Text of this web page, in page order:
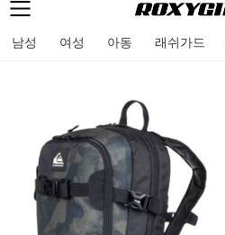
메뉴
로고
남성 여성 아동 래쉬가드